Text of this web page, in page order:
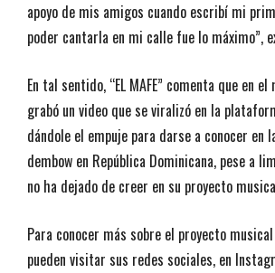
apoyo de mis amigos cuando escribí mi
poder cantarla en mi calle fue lo máximo”,
En tal sentido, “EL MAFE” comenta que en
grabó un video que se viralizó en la
dándole el empuje para darse a conocer en
dembow en República Dominicana, pese a
no ha dejado de creer en su proyecto
Para conocer más sobre el proyecto musical
pueden visitar sus redes sociales, en